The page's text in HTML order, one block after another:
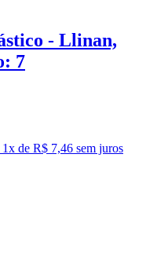
- Llinan,
7
1x de R$ 7,46 sem juros